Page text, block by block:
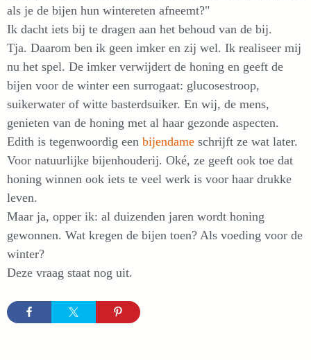
als je de bijen hun wintereten afneemt?"
Ik dacht iets bij te dragen aan het behoud van de bij.
Tja. Daarom ben ik geen imker en zij wel. Ik realiseer mij
nu het spel. De imker verwijdert de honing en geeft de
bijen voor de winter een surrogaat: glucosestroop,
suikerwater of witte basterdsuiker. En wij, de mens,
genieten van de honing met al haar gezonde aspecten.
Edith is tegenwoordig een bijendame schrijft ze wat later.
Voor natuurlijke bijenhouderij. Oké, ze geeft ook toe dat
honing winnen ook iets te veel werk is voor haar drukke
leven.
Maar ja, opper ik: al duizenden jaren wordt honing
gewonnen. Wat kregen de bijen toen? Als voeding voor de
winter?
Deze vraag staat nog uit.